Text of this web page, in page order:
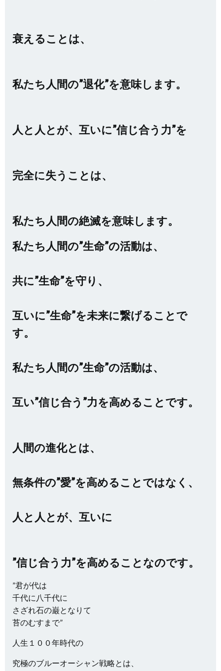
衰えることは、
私たち人間の”退化”を意味します。
人と人とが、互いに”信じ合う力”を
完全に失うことは、
私たち人間の絶滅を意味します。
私たち人間の”生命”の活動は、
共に”生命”を守り、
互いに”生命”を未来に繋げることで
す。
私たち人間の”生命”の活動は、
互い”信じ合う”力を高めることです。
人間の進化とは、
無条件の”愛”を高めることではなく、
人と人とが、互いに
”信じ合う力”を高めることなのです。
”君が代は
千代に八千代に
さざれ石の巌となりて
苔のむすまで”
人生１００年時代の
究極のブルーオーシャン戦略とは、